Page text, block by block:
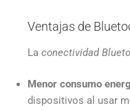
Ventajas de
La conectividad
Menor consumo
dispositivos al usar